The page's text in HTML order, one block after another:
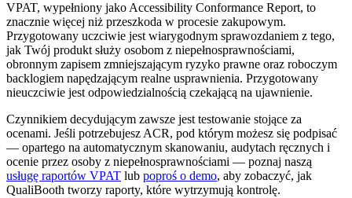
VPAT, wypełniony jako Accessibility Conformance Report, to
znacznie więcej niż przeszkoda w procesie zakupowym.
Przygotowany uczciwie jest wiarygodnym sprawozdaniem z tego,
jak Twój produkt służy osobom z niepełnosprawnościami,
obronnym zapisem zmniejszającym ryzyko prawne oraz roboczym
backlogiem napędzającym realne usprawnienia. Przygotowany
nieuczciwie jest odpowiedzialnością czekającą na ujawnienie.
Czynnikiem decydującym zawsze jest testowanie stojące za
ocenami. Jeśli potrzebujesz ACR, pod którym możesz się podpisać
— opartego na automatycznym skanowaniu, audytach ręcznych i
ocenie przez osoby z niepełnosprawnościami — poznaj naszą
usługę raportów VPAT lub poproś o demo, aby zobaczyć, jak
QualiBooth tworzy raporty, które wytrzymują kontrolę.